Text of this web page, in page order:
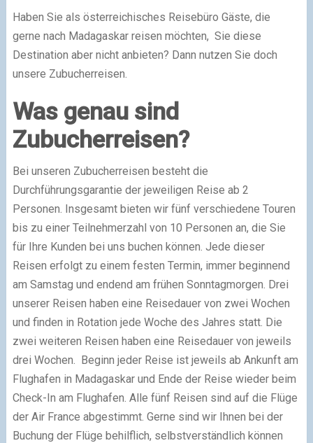
Haben Sie als österreichisches Reisebüro Gäste, die
gerne nach Madagaskar reisen möchten, Sie diese
Destination aber nicht anbieten? Dann nutzen Sie doch
unsere Zubucherreisen.
Was genau sind
Zubucherreisen?
Bei unseren Zubucherreisen besteht die
Durchführungsgarantie der jeweiligen Reise ab 2
Personen. Insgesamt bieten wir fünf verschiedene Touren
bis zu einer Teilnehmerzahl von 10 Personen an, die Sie
für Ihre Kunden bei uns buchen können. Jede dieser
Reisen erfolgt zu einem festen Termin, immer beginnend
am Samstag und endend am frühen Sonntagmorgen. Drei
unserer Reisen haben eine Reisedauer von zwei Wochen
und finden in Rotation jede Woche des Jahres statt. Die
zwei weiteren Reisen haben eine Reisedauer von jeweils
drei Wochen. Beginn jeder Reise ist jeweils ab Ankunft am
Flughafen in Madagaskar und Ende der Reise wieder beim
Check-In am Flughafen. Alle fünf Reisen sind auf die Flüge
der Air France abgestimmt. Gerne sind wir Ihnen bei der
Buchung der Flüge behilflich, selbstverständlich können